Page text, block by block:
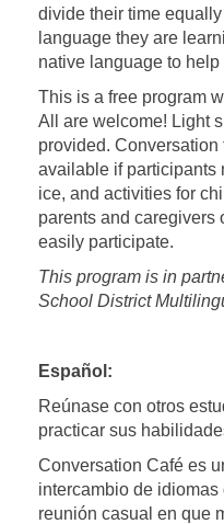
divide their time
language they are
native language to help
This is a free program
All are welcome! Light
provided.
available if participants
ice, and activities for
parents and caregivers
easily participate.
This program is in
School District
Español:
Reúnase con otros
practicar sus
Conversation Café es
intercambio de
reunión casual en que